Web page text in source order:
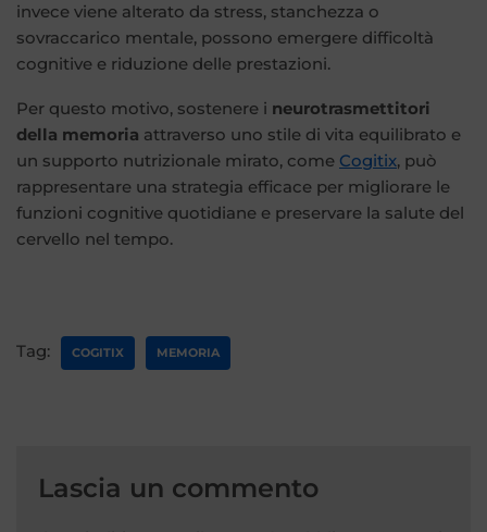
invece viene alterato da stress, stanchezza o
sovraccarico mentale, possono emergere difficoltà
cognitive e riduzione delle prestazioni.
Per questo motivo, sostenere i neurotrasmettitori
della memoria attraverso uno stile di vita equilibrato e
un supporto nutrizionale mirato, come Cogitix, può
rappresentare una strategia efficace per migliorare le
funzioni cognitive quotidiane e preservare la salute del
cervello nel tempo.
Tag: COGITIX MEMORIA
Lascia un commento